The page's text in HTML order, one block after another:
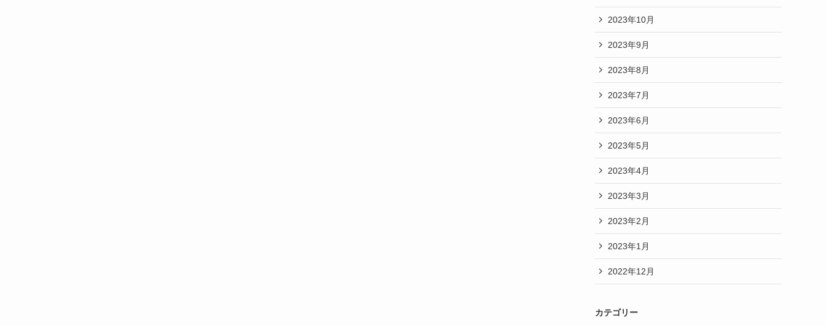
2023年10月
2023年9月
2023年8月
2023年7月
2023年6月
2023年5月
2023年4月
2023年3月
2023年2月
2023年1月
2022年12月
カテゴリー